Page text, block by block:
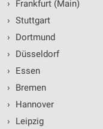
›
Frankfurt (Main)
› Stuttgart
›
Dortmund
›
Düsseldorf
›
Essen
›
Bremen
›
Hannover
›
Leipzig